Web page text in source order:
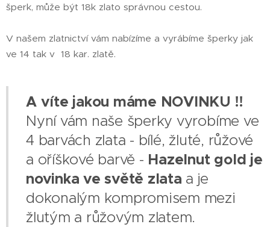
šperk, může být 18k zlato správnou cestou.
V našem zlatnictví vám nabízíme a vyrábíme šperky jak
ve 14 tak v 18 kar. zlatě.
A víte jakou máme NOVINKU !!
Nyní vám naše šperky vyrobíme ve
4 barvách zlata - bílé, žluté, růžové
a oříškové barvě - Hazelnut gold je
novinka ve světě zlata a je
dokonalým kompromisem mezi
žlutým a růžovým zlatem.